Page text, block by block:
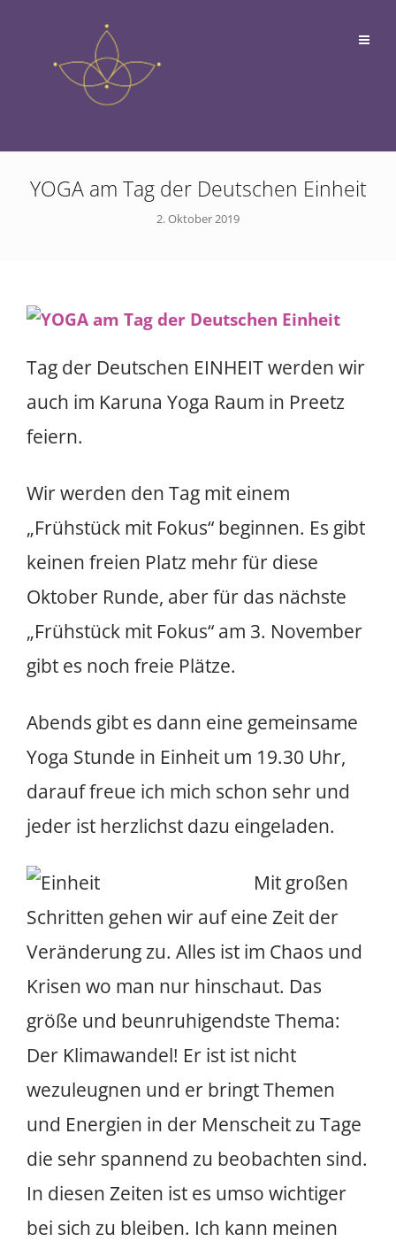
YOGA am Tag der Deutschen Einheit
2. Oktober 2019
Tag der Deutschen EINHEIT werden wir
auch im Karuna Yoga Raum in Preetz
feiern.
Wir werden den Tag mit einem
„Frühstück mit Fokus“ beginnen. Es gibt
keinen freien Platz mehr für diese
Oktober Runde, aber für das nächste
„Frühstück mit Fokus“ am 3. November
gibt es noch freie Plätze.
Abends gibt es dann eine gemeinsame
Yoga Stunde in Einheit um 19.30 Uhr,
darauf freue ich mich schon sehr und
jeder ist herzlichst dazu eingeladen.
Mit großen
Schritten gehen wir auf eine Zeit der
Veränderung zu. Alles ist im Chaos und
Krisen wo man nur hinschaut. Das
größe und beunruhigendste Thema:
Der Klimawandel! Er ist ist nicht
wezuleugnen und er bringt Themen
und Energien in der Menscheit zu Tage
die sehr spannend zu beobachten sind.
In diesen Zeiten ist es umso wichtiger
bei sich zu bleiben. Ich kann meinen